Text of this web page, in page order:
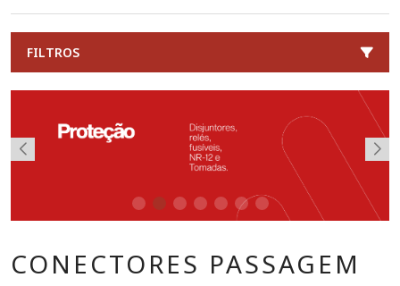
FILTROS
CONECTORES PASSAGEM